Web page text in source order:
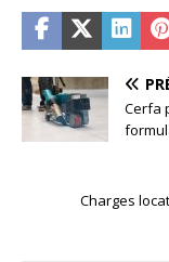
Cerfa
Charges